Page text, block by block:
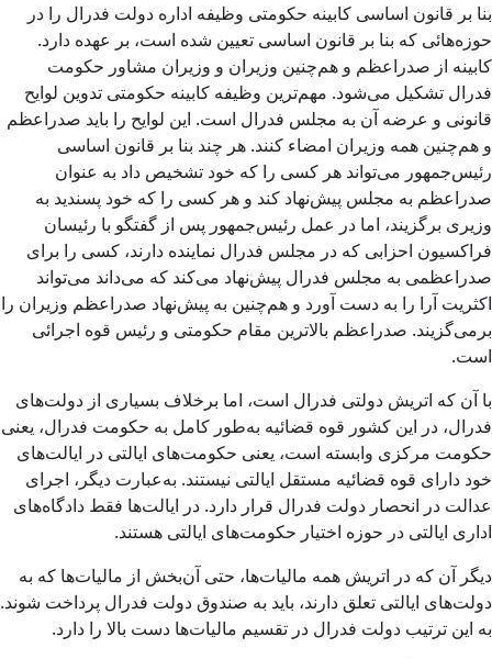
بنا بر قانون اساسی کابینه حکومتی وظیفه اداره دولت فدرال را در
حوزه‌هائی که بنا بر قانون اساسی تعیین شده است، بر عهده دارد.
کابینه از صدراعظم و هم‌چنین وزیران و وزیران مشاور حکومت
فدرال تشکیل می‌شود. مهم‌ترین وظیفه کابینه حکومتی تدوین لوایح
قانونی و عرضه آن به مجلس فدرال است. این لوایح را باید صدراعظم
و هم‌چنین همه وزیران امضاء کنند. هر چند بنا بر قانون اساسی
رئیس‌جمهور می‌تواند هر کسی را که خود تشخیص داد به عنوان
صدراعظم به مجلس پیش‌نهاد کند و هر کسی را که خود پسندید به
وزیری برگزیند، اما در عمل رئیس‌جمهور پس از گفتگو با رئیسان
فراکسیون احزابی که در مجلس فدرال نماینده دارند، کسی را برای
صدراعظمی به مجلس فدرال پیش‌نهاد می‌کند که می‌داند می‌تواند
اکثریت آرا را به دست آورد و هم‌چنین به پیش‌نهاد صدراعظم وزیران را
برمی‌گزیند. صدراعظم بالاترین مقام حکومتی و رئیس قوه اجرائی
است.
با آن که اتریش دولتی فدرال است، اما برخلاف بسیاری از دولت‌های
فدرال، در این کشور قوه قضائیه به‌طور کامل به حکومت فدرال، یعنی
حکومت مرکزی وابسته است، یعنی حکومت‌های ایالتی در ایالت‌های
خود دارای قوه قضائیه مستقل ایالتی نیستند. به‌عبارت دیگر، اجرای
عدالت در انحصار دولت فدرال قرار دارد. در ایالت‌ها فقط دادگاه‌های
اداری ایالتی در حوزه اختیار حکومت‌های ایالتی هستند.
دیگر آن که در اتریش همه مالیات‌ها، حتی آن‌بخش از مالیات‌ها که به
دولت‌های ایالتی تعلق دارند، باید به صندوق دولت فدرال پرداخت شوند.
به این ترتیب دولت فدرال در تقسیم مالیات‌ها دست بالا را دارد.